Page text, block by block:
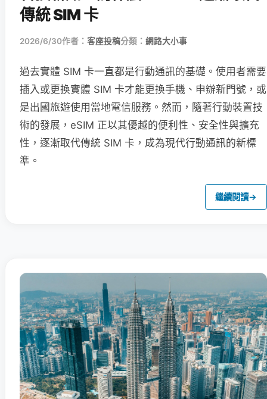
傳統 SIM 卡
2026/6/30作者： 客座投稿分類： 網路大小事
過去實體 SIM 卡一直都是行動通訊的基礎。使用者需要
插入或更換實體 SIM 卡才能更換手機、申辦新門號，或
是出國旅遊使用當地電信服務。然而，隨著行動裝置技
術的發展，eSIM 正以其優越的便利性、安全性與擴充
性，逐漸取代傳統 SIM 卡，成為現代行動通訊的新標
準。
繼續閱讀→